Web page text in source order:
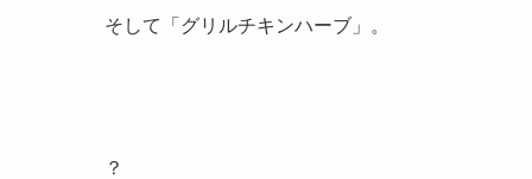
そして「グリルチキンハーブ」。
？